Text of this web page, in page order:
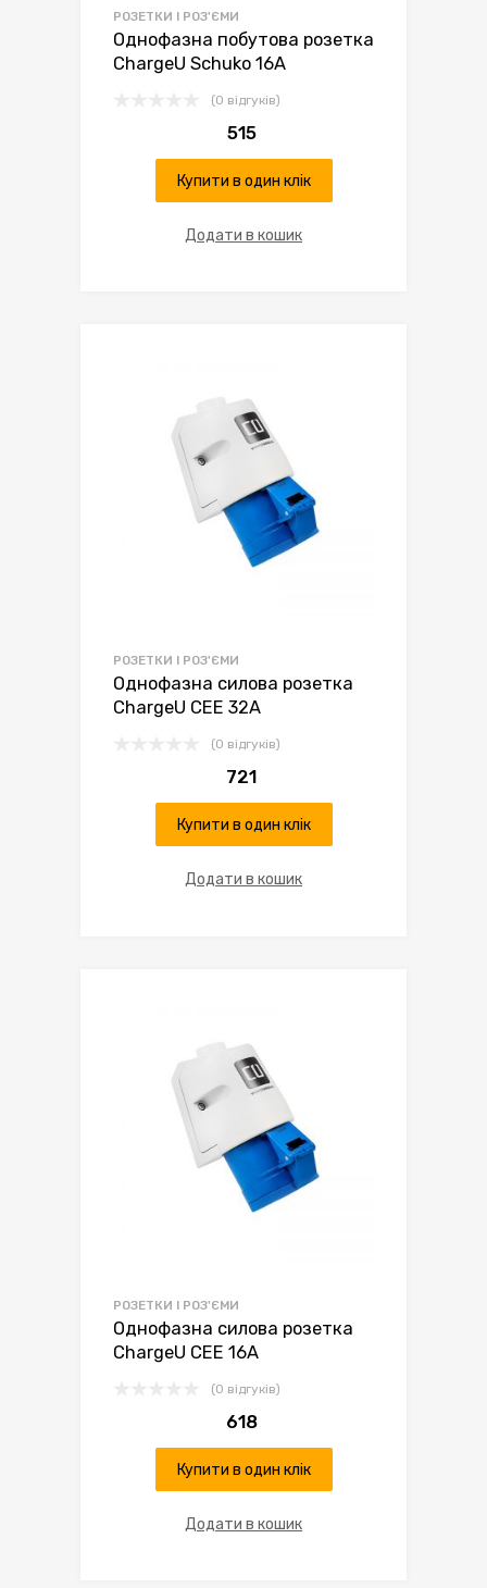
РОЗЕТКИ І РОЗ'ЄМИ
Однофазна побутова розетка
ChargeU Schuko 16А
(0 відгуків)
515
Купити в один клік
Додати в кошик
РОЗЕТКИ І РОЗ'ЄМИ
Однофазна силова розетка
ChargeU CEE 32А
(0 відгуків)
721
Купити в один клік
Додати в кошик
РОЗЕТКИ І РОЗ'ЄМИ
Однофазна силова розетка
ChargeU CEE 16А
(0 відгуків)
618
Купити в один клік
Додати в кошик